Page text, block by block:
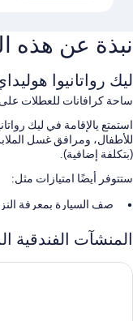
نبذة عن هذه
ليك رواتانيوا
ساحة كرافانات للعطلات على
استمتع يالإقامة في ليك
للأطفال، ومرافق غسل
(بتكلفة إضافية).
ستتوفر أيضًا امتيازات مثل:
صف السيارة بمعرفة
بالتدخين
سمات الغرفة
المنشآت الفندقية
ماونتين شاليه موتل